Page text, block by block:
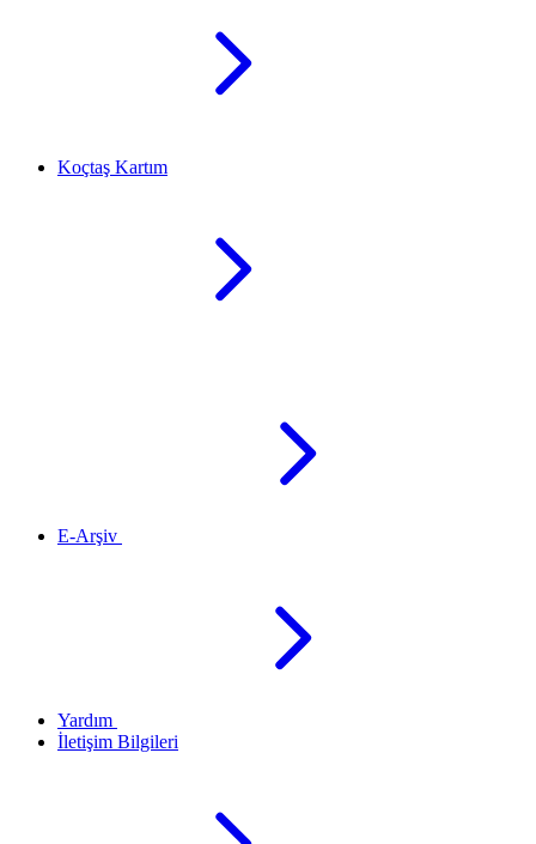
Koçtaş Kartım
E-Arşiv
Yardım
İletişim Bilgileri